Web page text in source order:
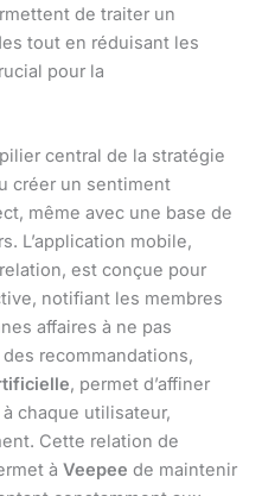
de traiter un
tout en réduisant les
pour la
central de la stratégie
créer un sentiment
même avec une base de
L’application mobile,
est conçue pour
notifiant les membres
affaires à ne pas
recommandations,
, permet d’affiner
chaque utilisateur,
Cette relation de
à Veepee de maintenir